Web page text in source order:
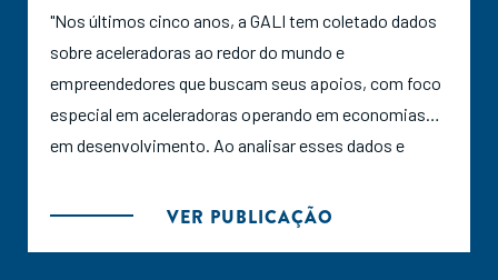
"Nos últimos cinco anos, a GALI tem coletado dados
sobre aceleradoras ao redor do mundo e
empreendedores que buscam seus apoios, com foco
especial em aceleradoras operando em economias
em desenvolvimento. Ao analisar esses dados e
experiências com aceleradoras, o projeto conseguiu
VER PUBLICAÇÃO